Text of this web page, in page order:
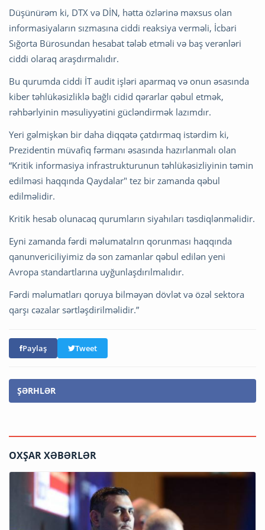
Düşünürəm ki, DTX və DİN, hətta özlərinə məxsus olan
informasiyaların sızmasına ciddi reaksiya verməli, İcbari
Sığorta Bürosundan hesabat tələb etməli və baş verənləri
ciddi olaraq araşdırmalıdır.
Bu qurumda ciddi İT audit işləri aparmaq və onun əsasında
kiber təhlükəsizliklə bağlı cidid qərarlar qəbul etmək,
rəhbərlyinin məsuliyyətini gücləndirmək lazımdır.
Yeri gəlmişkən bir daha diqqətə çatdırmaq istərdim ki,
Prezidentin müvafiq fərmanı əsasında hazırlanmalı olan
“Kritik informasiya infrastrukturunun təhlükəsizliyinin təmin
edilməsi haqqında Qaydalar" tez bir zamanda qəbul
edilməlidir.
Kritik hesab olunacaq qurumların siyahıları təsdiqlənməlidir.
Eyni zamanda fərdi məlumatalrın qorunması haqqında
qanunvericiliyimiz də son zamanlar qəbul edilən yeni
Avropa standartlarına uyğunlaşdırılmalıdır.
Fərdi məlumatları qoruya bilməyən dövlət və özəl sektora
qarşı cəzalar sərtləşdirilməlidir.”
Paylaş Tweet
ŞƏRHLƏR
OXŞAR XƏBƏRLƏR